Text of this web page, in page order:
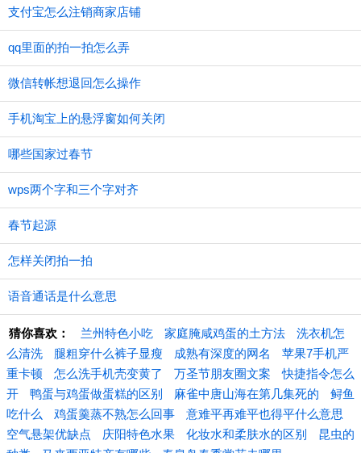
支付宝怎么注销商家店铺
qq里面的拍一拍怎么弄
微信转帐想退回怎么操作
手机淘宝上的悬浮窗如何关闭
哪些国家过春节
wps两个字和三个字对齐
春节起源
怎样关闭拍一拍
语音通话是什么意思
猜你喜欢： 兰州特色小吃 家庭腌咸鸡蛋的土方法
洗衣机怎
么清洗
腿粗穿什么裤子显瘦 成熟有深度的网名
苹果7手机严
重卡顿
怎么洗手机壳变黄了 万圣节朋友圈文案
快捷指令怎么
开
鸭蛋与鸡蛋做蛋糕的区别 麻雀中唐山海在第几集死的
鲟鱼
吃什么
鸡蛋羹蒸不熟怎么回事
意难平再难平也得平什么意思
空气悬架优缺点
庆阳特色水果 化妆水和柔肤水的区别
昆虫的